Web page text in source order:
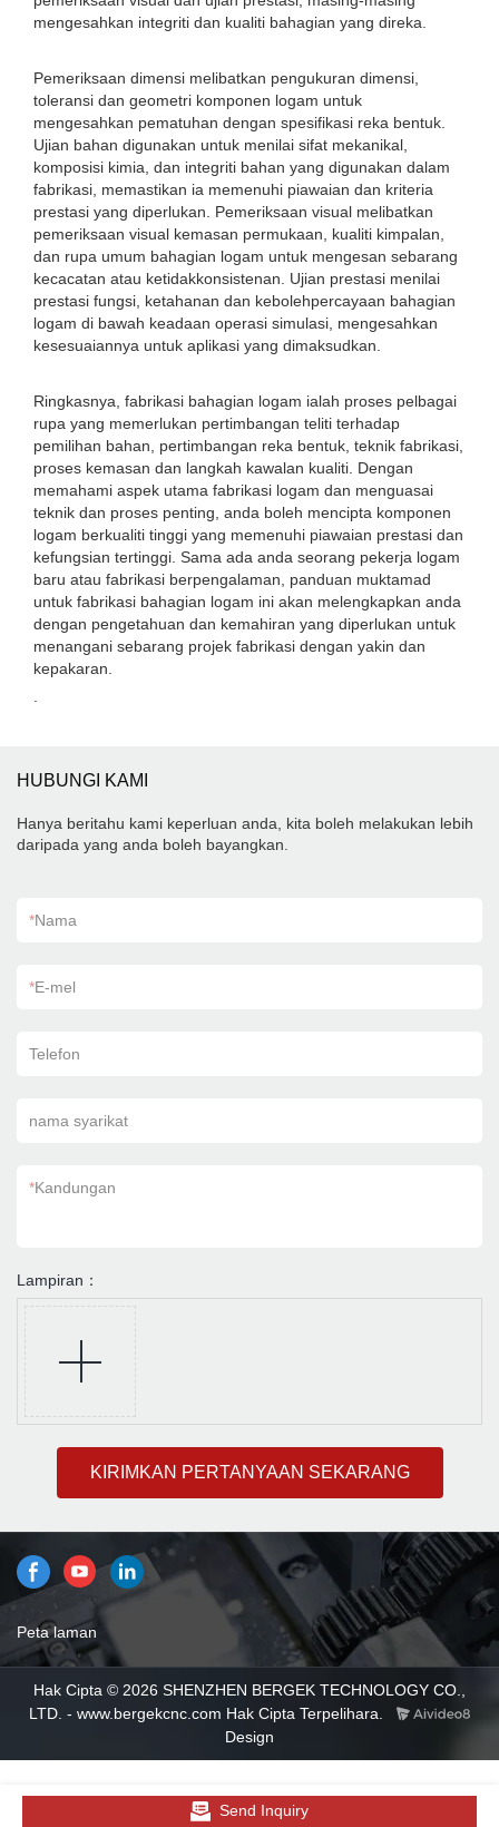
mengesahkan integriti dan kualiti bahagian yang direka.
Pemeriksaan dimensi melibatkan pengukuran dimensi,
toleransi dan geometri komponen logam untuk
mengesahkan pematuhan dengan spesifikasi reka bentuk.
Ujian bahan digunakan untuk menilai sifat mekanikal,
komposisi kimia, dan integriti bahan yang digunakan dalam
fabrikasi, memastikan ia memenuhi piawaian dan kriteria
prestasi yang diperlukan. Pemeriksaan visual melibatkan
pemeriksaan visual kemasan permukaan, kualiti kimpalan,
dan rupa umum bahagian logam untuk mengesan sebarang
kecacatan atau ketidakkonsistenan. Ujian prestasi menilai
prestasi fungsi, ketahanan dan kebolehpercayaan bahagian
logam di bawah keadaan operasi simulasi, mengesahkan
kesesuaiannya untuk aplikasi yang dimaksudkan.
Ringkasnya, fabrikasi bahagian logam ialah proses pelbagai
rupa yang memerlukan pertimbangan teliti terhadap
pemilihan bahan, pertimbangan reka bentuk, teknik fabrikasi,
proses kemasan dan langkah kawalan kualiti. Dengan
memahami aspek utama fabrikasi logam dan menguasai
teknik dan proses penting, anda boleh mencipta komponen
logam berkualiti tinggi yang memenuhi piawaian prestasi dan
kefungsian tertinggi. Sama ada anda seorang pekerja logam
baru atau fabrikasi berpengalaman, panduan muktamad
untuk fabrikasi bahagian logam ini akan melengkapkan anda
dengan pengetahuan dan kemahiran yang diperlukan untuk
menangani sebarang projek fabrikasi dengan yakin dan
kepakaran.
HUBUNGI KAMI
Hanya beritahu kami keperluan anda, kita boleh melakukan lebih
daripada yang anda boleh bayangkan.
*Nama
*E-mel
Telefon
nama syarikat
*Kandungan
Lampiran：
KIRIMKAN PERTANYAAN SEKARANG
Peta laman
Hak Cipta © 2026 SHENZHEN BERGEK TECHNOLOGY CO.,
LTD. - www.bergekcnc.com Hak Cipta Terpelihara.
Design
Send Inquiry